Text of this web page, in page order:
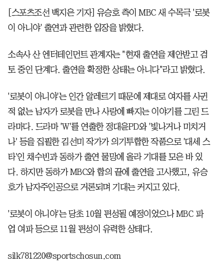
[스포츠조선 백지은 기자] 유승호 측이 MBC 새 수목극 '로봇
이 아니야' 출연과 관련한 입장을 밝혔다.
소속사 산 엔터테인먼트 관계자는 "현재 출연을 제안받고 검
토 중인 단계다. 출연을 확정한 상태는 아니다"라고 밝혔다.
'로봇이 아니야'는 인간 알레르기 때문에 제대로 여자를 사귄
적 없는 남자가 로봇을 만나 사랑에 빠지는 이야기를 그린 드
라마다. 드라마 'W'를 연출한 정대윤PD와 '빛나거나 미치거
나' 등을 집필한 김선미 작가가 의기투합한 작품으로 '대세 스
타'인 채수빈과 동하가 출연 물망에 올라 기대를 모은 바 있
다. 하지만 동하가 MBC와 합의 끝에 출연을 고사했고, 유승
호가 남자주인공으로 거론되며 기대는 커지고 있다.
'로봇이 아니야'는 당초 10월 편성될 예정이었으나 MBC 파
업 여파 등으로 11월 편성이 유력한 상태다.
silk781220@sportschosun.com